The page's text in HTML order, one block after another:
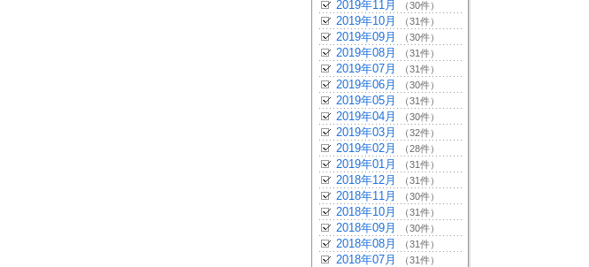
2019年11月 （30件）
2019年10月 （31件）
2019年09月 （30件）
2019年08月 （31件）
2019年07月 （31件）
2019年06月 （30件）
2019年05月 （31件）
2019年04月 （30件）
2019年03月 （32件）
2019年02月 （28件）
2019年01月 （31件）
2018年12月 （31件）
2018年11月 （30件）
2018年10月 （31件）
2018年09月 （30件）
2018年08月 （31件）
2018年07月 （31件）